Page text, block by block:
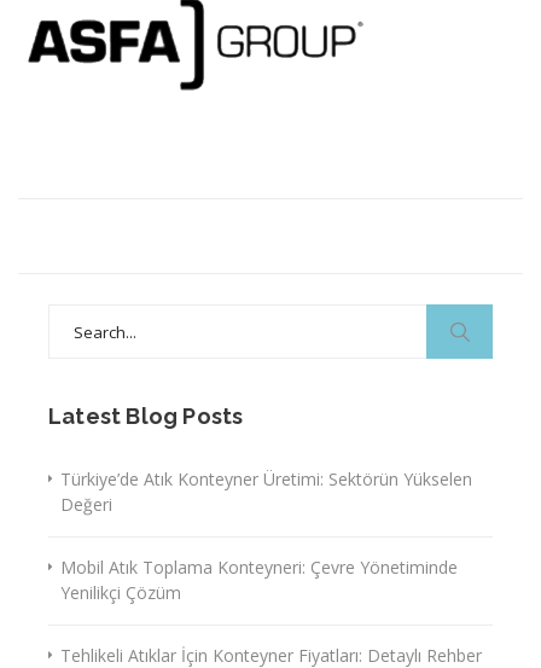
Latest Blog Posts
Türkiye’de Atık Konteyner Üretimi: Sektörün Yükselen
Değeri
Mobil Atık Toplama Konteyneri: Çevre Yönetiminde
Yenilikçi Çözüm
Tehlikeli Atıklar İçin Konteyner Fiyatları: Detaylı Rehber